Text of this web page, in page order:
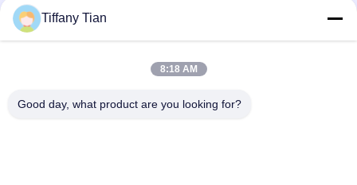
Tiffany Tian
8:18 AM
Good day, what product are you looking for?